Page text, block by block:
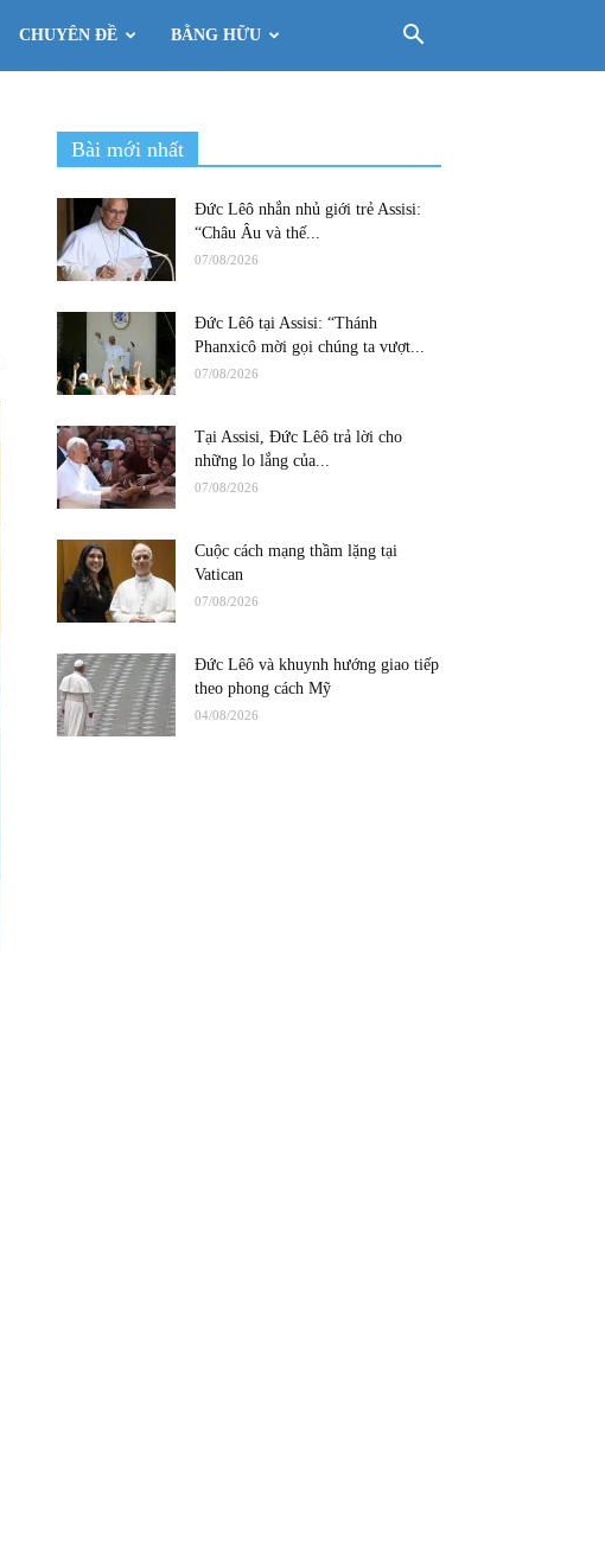
CHUYÊN ĐỀ BẰNG HỮU
Bài mới nhất
Đức Lêô nhắn nhủ giới trẻ Assisi:
“Châu Âu và thế...
07/08/2026
Đức Lêô tại Assisi: “Thánh
Phanxicô mời gọi chúng ta vượt...
07/08/2026
Tại Assisi, Đức Lêô trả lời cho
những lo lắng của...
07/08/2026
Cuộc cách mạng thầm lặng tại
Vatican
07/08/2026
Đức Lêô và khuynh hướng giao tiếp
theo phong cách Mỹ
04/08/2026